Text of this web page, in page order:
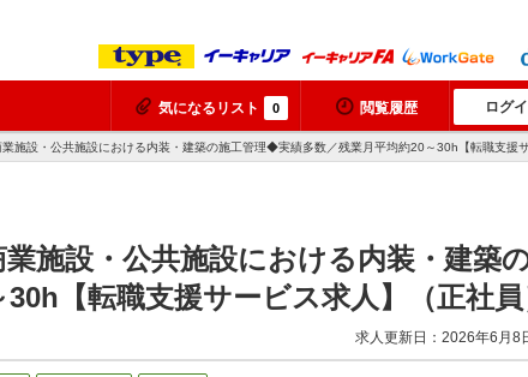
気になるリスト 0 閲覧履歴 ログ
施設・公共施設における内装・建築の施工管理◆実績多数／残業月平均約20～30h【転職支援サ
業施設・公共施設における内装・建築
【転職支援サービス求人】（正社員
求人更新日：2026年6月8